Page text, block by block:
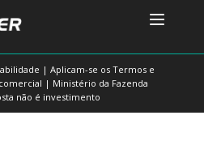
| Aplicam-se os Termos e
| Ministério da Fazenda
não é investimento